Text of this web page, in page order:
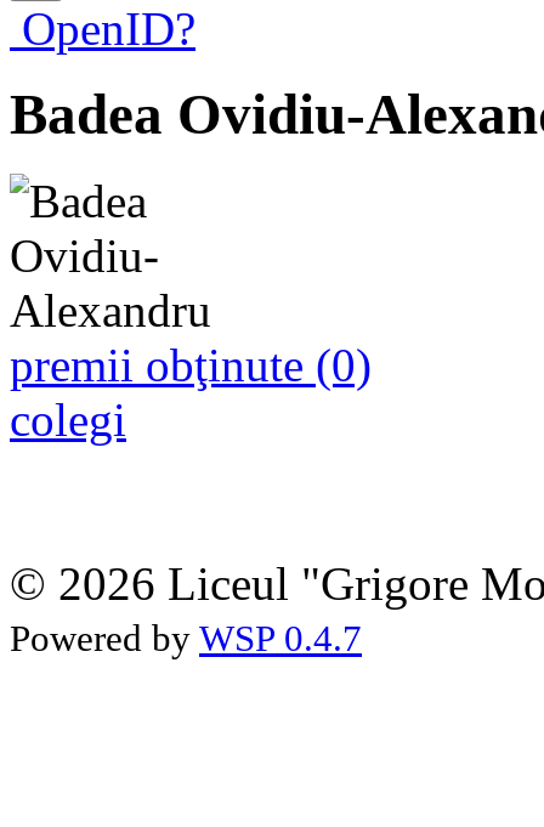
OpenID?
Badea Ovidiu-
premii obţinute (0)
colegi
© 2026 Liceul "Grigore
Powered by WSP 0.4.7